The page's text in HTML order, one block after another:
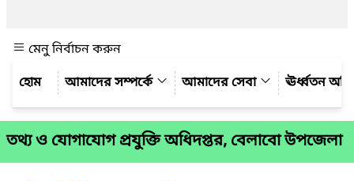
মেনু নির্বাচন করুন
আমাদের সম্পর্কে
আমাদের সেবা ঊর্ধ্বতন
তথ্য ও যোগাযোগ প্রযুক্তি অধিদপ্তর, বেলাবো উপজেলা